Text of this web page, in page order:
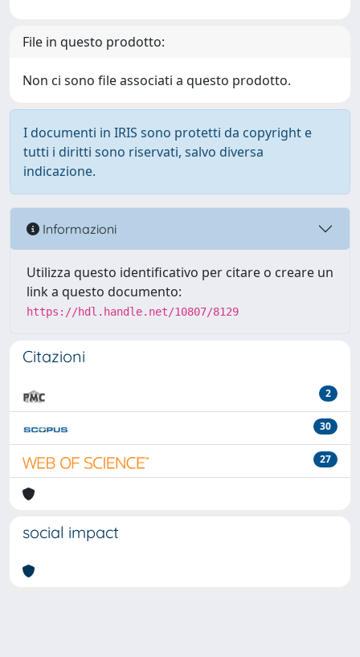
File in questo prodotto:
Non ci sono file associati a questo prodotto.
I documenti in IRIS sono protetti da copyright e
tutti i diritti sono riservati, salvo diversa
indicazione.
Informazioni
Utilizza questo identificativo per citare o creare un
link a questo documento:
https://hdl.handle.net/10807/8129
Citazioni
2
30
27
social impact